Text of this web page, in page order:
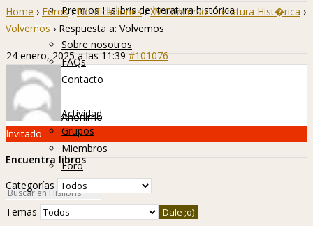
Premios Hislibris de literatura histórica
Info
Sobre nosotros
FAQs
Contacto
Hislibreños
Actividad
Grupos
Miembros
Foro
Home › Foros › Notificaciones › XV Concurso Literatura Hist�rica ›
Volvemos › Respuesta a: Volvemos
24 enero, 2025 a las 11:39 #101076
Anónimo
Invitado
Encuentra libros
Categorías
Temas